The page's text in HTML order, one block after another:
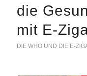
die
mit E-
DIE WHO UND DIE E-